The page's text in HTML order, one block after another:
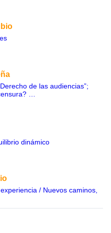
de las audiencias”;
…
dinámico
/ Nuevos caminos,